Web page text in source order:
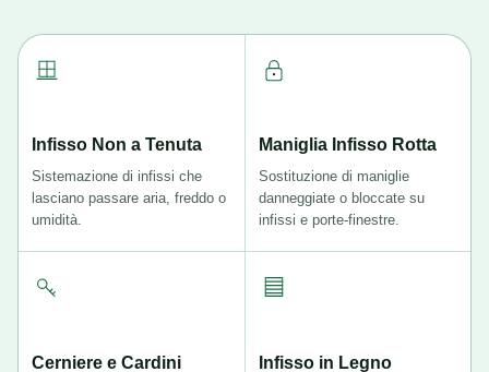
Infisso Non a Tenuta
Sistemazione di infissi che
lasciano passare aria, freddo o
umidità.
Maniglia Infisso Rotta
Sostituzione di maniglie
danneggiate o bloccate su
infissi e porte-finestre.
Cerniere e Cardini
Infisso in Legno